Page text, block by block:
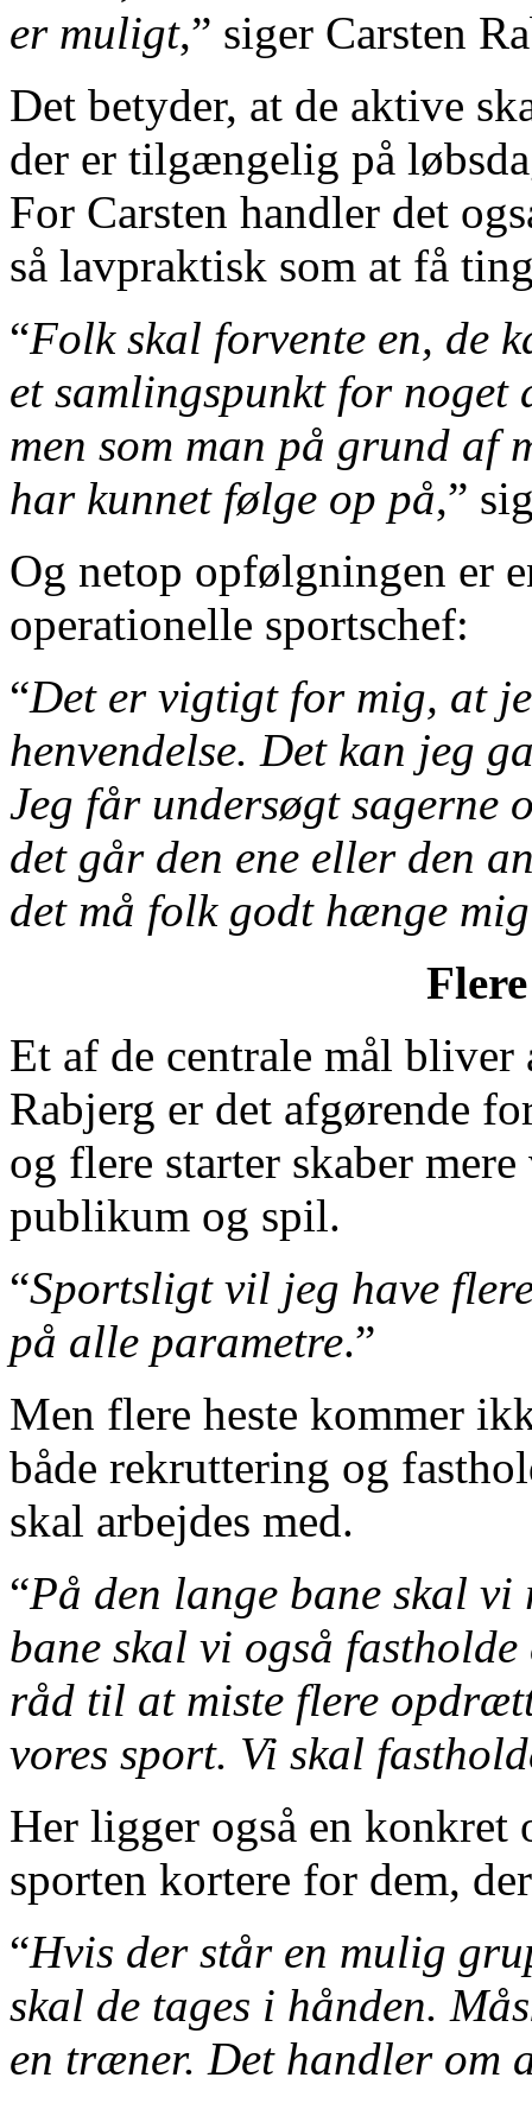
er muligt,” siger Carsten
Det betyder, at de aktive
der er tilgængelig på
For Carsten handler det
så lavpraktisk som at få
“Folk skal forvente en, de
et samlingspunkt for
men som man på grund af
har kunnet følge op på,”
Og netop opfølgningen er
operationelle sportschef:
“Det er vigtigt for mig, at
henvendelse. Det kan jeg
Jeg får undersøgt sagerne
det går den ene eller den
det må folk godt hænge
Et af de centrale mål
Rabjerg er det afgørende
og flere starter skaber
publikum og spil.
“Sportsligt vil jeg have
på alle parametre.”
Men flere heste kommer
både rekruttering og
skal arbejdes med.
“På den lange bane skal vi
bane skal vi også
råd til at miste flere
vores sport. Vi skal
Her ligger også en konkret
sporten kortere for dem,
“Hvis der står en mulig
skal de tages i hånden.
en træner. Det handler